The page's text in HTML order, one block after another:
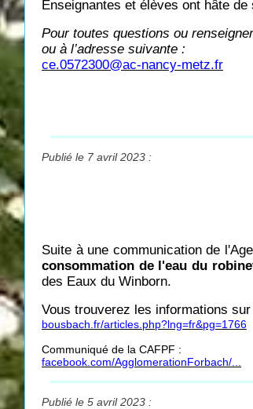
Enseignantes et élèves ont hâte
Pour toutes questions ou
ou à l’adresse suivante :
ce.0572300@ac-nancy-metz.fr
Publié le 7 avril 2023 :
Suite à une communication de
consommation de l'eau du
des Eaux du Winborn.
Vous trouverez les informations
bousbach.fr/articles.php?lng=fr&pg=1766
Communiqué de la CAFPF :
facebook.com/AgglomerationForbach/...
Publié le 5 avril 2023 :